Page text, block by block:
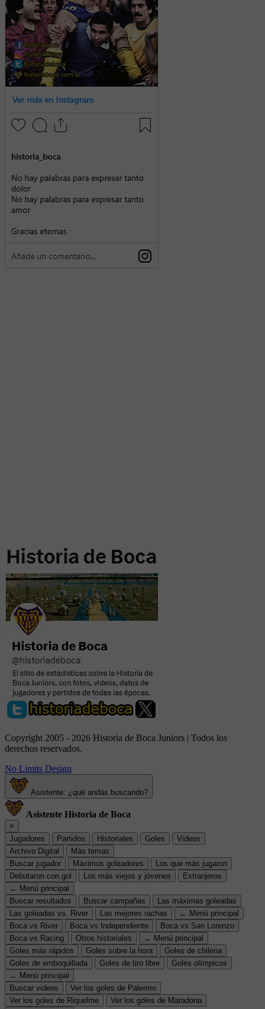
Copyright 2005 - 2026 Historia de Boca Juniors | Todos los
derechos reservados.
No Limits Design
Asistente: ¿qué andás buscando?
Asistente Historia de Boca
×
Jugadores
Partidos Historiales Goles
Videos
Archivo Digital
Más temas
Buscar jugador
Máximos goleadores
Los que más jugaron
Debutaron con gol
Los más viejos y jóvenes
Extranjeros
← Menú principal
Buscar resultados
Buscar campañas
Las máximas goleadas
Las goleadas vs. River
Las mejores rachas
← Menú principal
Boca vs River
Boca vs Independiente
Boca vs San Lorenzo
Boca vs Racing
Otros historiales
← Menú principal
Goles más rápidos
Goles sobre la hora
Goles de chilena
Goles de emboquillada
Goles de tiro libre
Goles olímpicos
← Menú principal
Buscar videos
Ver los goles de Palermo
Ver los goles de Riquelme
Ver los goles de Maradona